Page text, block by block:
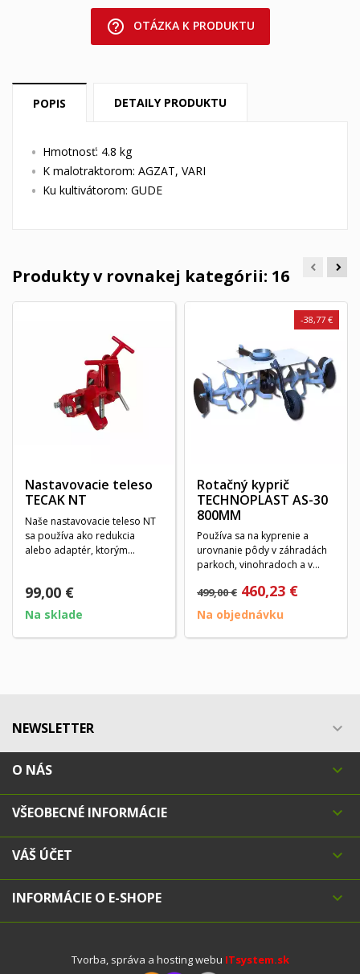
help_outline OTÁZKA K PRODUKTU
POPIS DETAILY PRODUKTU
Hmotnosť: 4.8 kg
K malotraktorom: AGZAT, VARI
Ku kultivátorom: GUDE
Produkty v rovnakej kategórii: 16
Nastavovacie teleso
TECAK NT
Naše nastavovacie teleso NT
sa používa ako redukcia
alebo adaptér, ktorým
99,00 €
Na sklade
Rotačný kyprič
TECHNOPLAST AS-30
800MM
Používa sa na kyprenie a
urovnanie pôdy v záhradách
parkoch, vinohradoch a v
499,00 €
-38,77 €
460,23 €
Na objednávku
NEWSLETTER 
O NÁS 
VŠEOBECNÉ INFORMÁCIE 
VÁŠ ÚČET 
INFORMÁCIE O E-SHOPE 
Tvorba, správa a hosting webu ITsystem.sk